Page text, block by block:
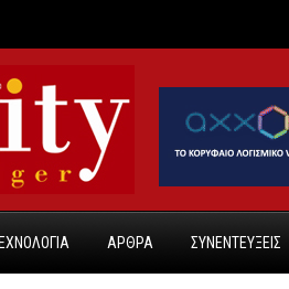
ΑΡΘΡΑ ΣΥΝΕΝΤΕΥΞΕΙΣ